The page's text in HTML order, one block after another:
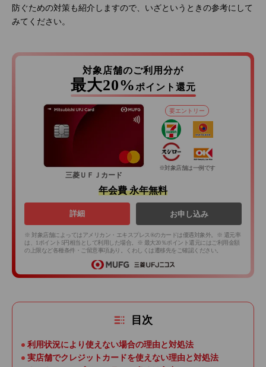
防ぐための対策も紹介しますので、いざというときの参考にして
みてください。
対象店舗のご利用分が
最大20% ポイント還元
三菱ＵＦＪカード
要エントリー
※対象店舗は一例です
年会費 永年無料
詳細 お申し込み
※ 対象店舗によってはアメリカン・エキスプレス®のカードは優遇対象外。※ 還元率
は、1ポイント5円相当として利用した場合。※ 最大20％ポイント還元にはご利用金額
の上限など各種条件・ご留意事項あり。くわしくは遷移先をご確認ください。
目次
利用状況により使えない場合の理由と対処法
実店舗でクレジットカードを使えない理由と対処法